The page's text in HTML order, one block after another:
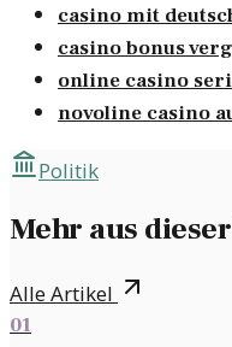
casino mit
casino bonus
online casino
novoline casino
Politik
Mehr aus
Alle Artikel
01